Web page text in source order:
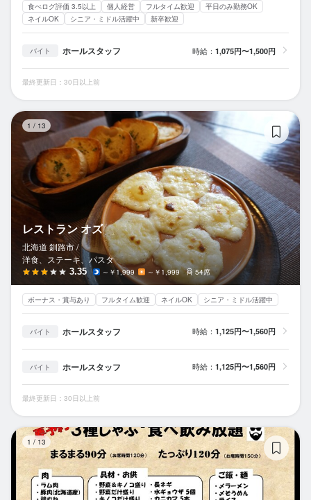
食べログ評価 3.5以上 個人経営 フルタイム歓迎
平日のみ勤務OK
ネイルOK
シニア・ミドル活躍中 新卒歓迎
バイト ホールスタッフ 時給： 1,075円〜1,500円
最終更新日：30日以上前
1 / 13
レストラン オズ
北海道 釧路市 /
洋食、ステーキ、パスタ
3.35 ～￥1,999 ～￥1,999 54席
ボーナス・賞与あり フルタイム歓迎 ネイルOK シニア・ミドル活躍中
バイト ホールスタッフ 時給： 1,125円〜1,560円
バイト ホールスタッフ 時給： 1,125円〜1,560円
最終更新日：30日以上前
1 / 13